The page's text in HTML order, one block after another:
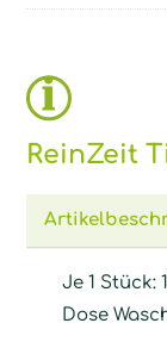
ReinZeit
Je 1 Stück:
Dose